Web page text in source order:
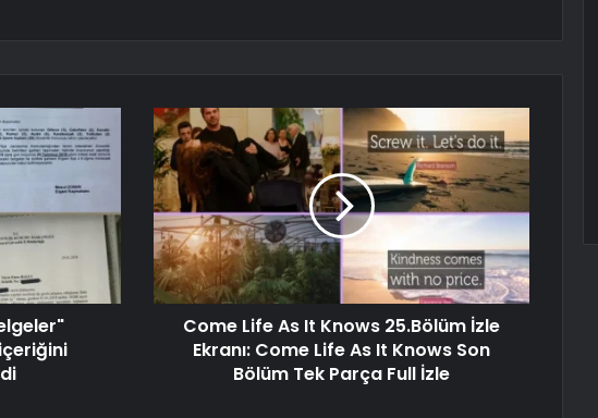
Come Life As It Knows 25.Bölüm İzle
Ekranı: Come Life As It Knows Son
Bölüm Tek Parça Full İzle